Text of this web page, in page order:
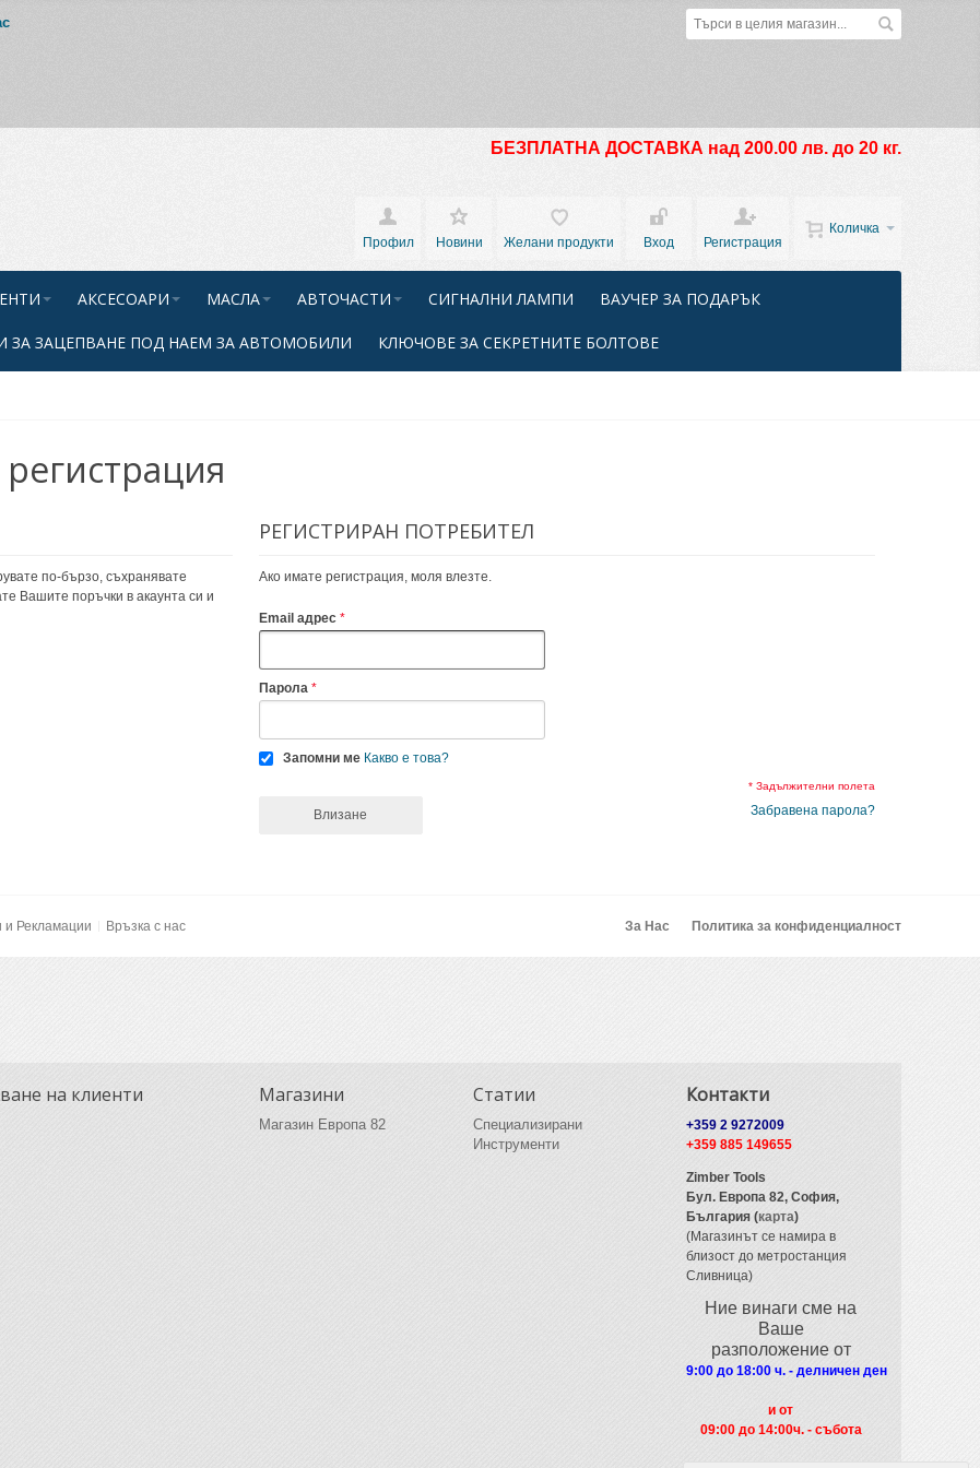
БЕЗПЛАТНА ДОСТАВКА над 200.00 лв. до 20 кг.
Количка
Профил
Новини Желани продукти Вход Регистрация
АКСЕСОАРИ МАСЛА АВТОЧАСТИ СИГНАЛНИ ЛАМПИ ВАУЧЕР ЗА ПОДАРЪК
ЗА ЗАЦЕПВАНЕ ПОД НАЕМ ЗА АВТОМОБИЛИ КЛЮЧОВЕ ЗА СЕКРЕТНИТЕ БОЛТОВЕ
по-бързо, съхранявате
Вашите поръчки в акаунта си и
РЕГИСТРИРАН ПОТРЕБИТЕЛ
Ако имате регистрация, моля влезте.
Email адрес
Парола
Запомни ме Какво е това?
* Задължителни полета
Забравена парола?
Влизане
и Рекламации Връзка с нас За Нас Политика за конфиденциалност
на клиенти Магазини
Магазин Европа 82
Статии
Специализирани
Инструменти
Контакти
+359 2 9272009
+359 885 149655
Zimber Tools
Бул. Европа 82,София,
България (карта)
(Магазинът се намира в
близост до метростанция
Сливница)
Ние винаги сме на
Ваше
разположение от
9:00 до 18:00 ч. - делничен ден
и от
09:00 до 14:00ч. - събота